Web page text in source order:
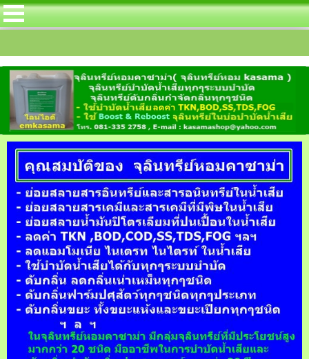
จุลินทรีย์หอมคาซาม่าได้บรรจุกลุ่มจุลินท